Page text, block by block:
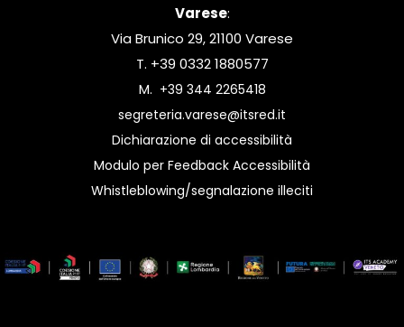
Varese:
Via Brunico 29, 21100 Varese
T. +39 0332 1880577
M. +39 344 2265418
segreteria.varese@itsred.it
Dichiarazione di accessibilità
Modulo per Feedback Accessibilità
Whistleblowing/segnalazione illeciti